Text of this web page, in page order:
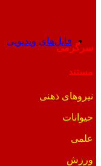
فایل‌های ویدیویی
سرگرمی
مستند
نیروهای ذهنی
حیوانات
علمی
ورزش